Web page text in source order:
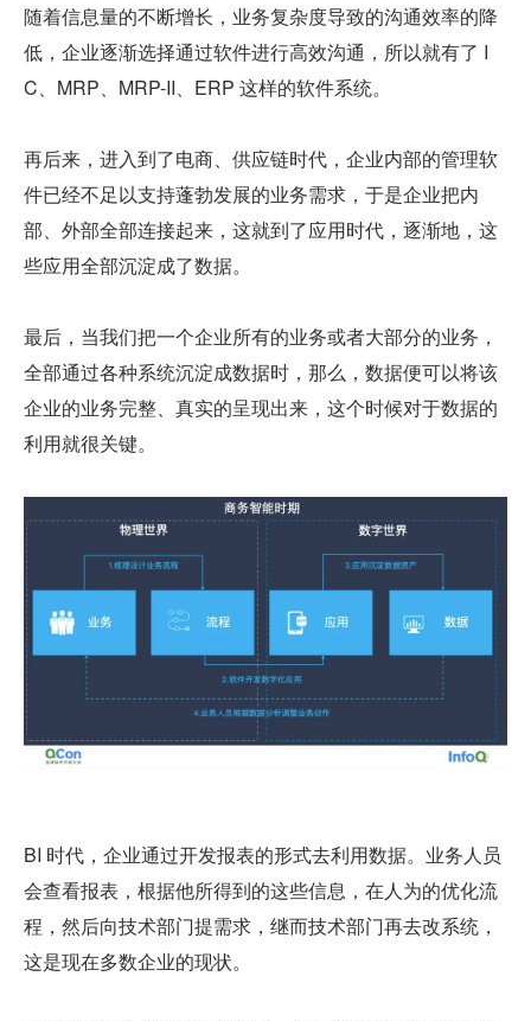
随着信息量的不断增长，业务复杂度导致的沟通效率的降
低，企业逐渐选择通过软件进行高效沟通，所以就有了 I
C、MRP、MRP-II、ERP 这样的软件系统。
再后来，进入到了电商、供应链时代，企业内部的管理软
件已经不足以支持蓬勃发展的业务需求，于是企业把内
部、外部全部连接起来，这就到了应用时代，逐渐地，这
些应用全部沉淀成了数据。
最后，当我们把一个企业所有的业务或者大部分的业务，
全部通过各种系统沉淀成数据时，那么，数据便可以将该
企业的业务完整、真实的呈现出来，这个时候对于数据的
利用就很关键。
BI 时代，企业通过开发报表的形式去利用数据。业务人员
会查看报表，根据他所得到的这些信息，在人为的优化流
程，然后向技术部门提需求，继而技术部门再去改系统，
这是现在多数企业的现状。